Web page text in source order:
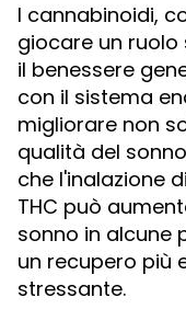
I cannabinoidi,
giocare un
il benessere
con il sistema
migliorare non
qualità del
che l'inalazione
THC può
sonno in alcune
un recupero più
stressante.